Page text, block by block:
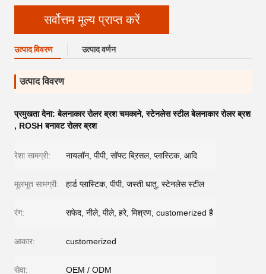
सर्वोत्तम मूल्य प्राप्त करें
उत्पाद विवरण उत्पाद वर्णन
उत्पाद विवरण
प्रमुखता देना:बेलनाकार रोलर ब्रश चमकाने,स्टेनलेस स्टील बेलनाकार रोलर ब्रश
, ROSH बनावट रोलर ब्रश
रेशा सामग्री: नायलॉन, पीपी, सॉफ्ट ब्रिसल, प्लास्टिक, आदि
मूलभूत सामग्री: हार्ड प्लास्टिक, पीपी, जस्ती धातु, स्टेनलेस स्टील
रंग: सफेद, नीले, पीले, हरे, मिश्रण, customerized है
आकार: customerized
सेवा: OEM / ODM